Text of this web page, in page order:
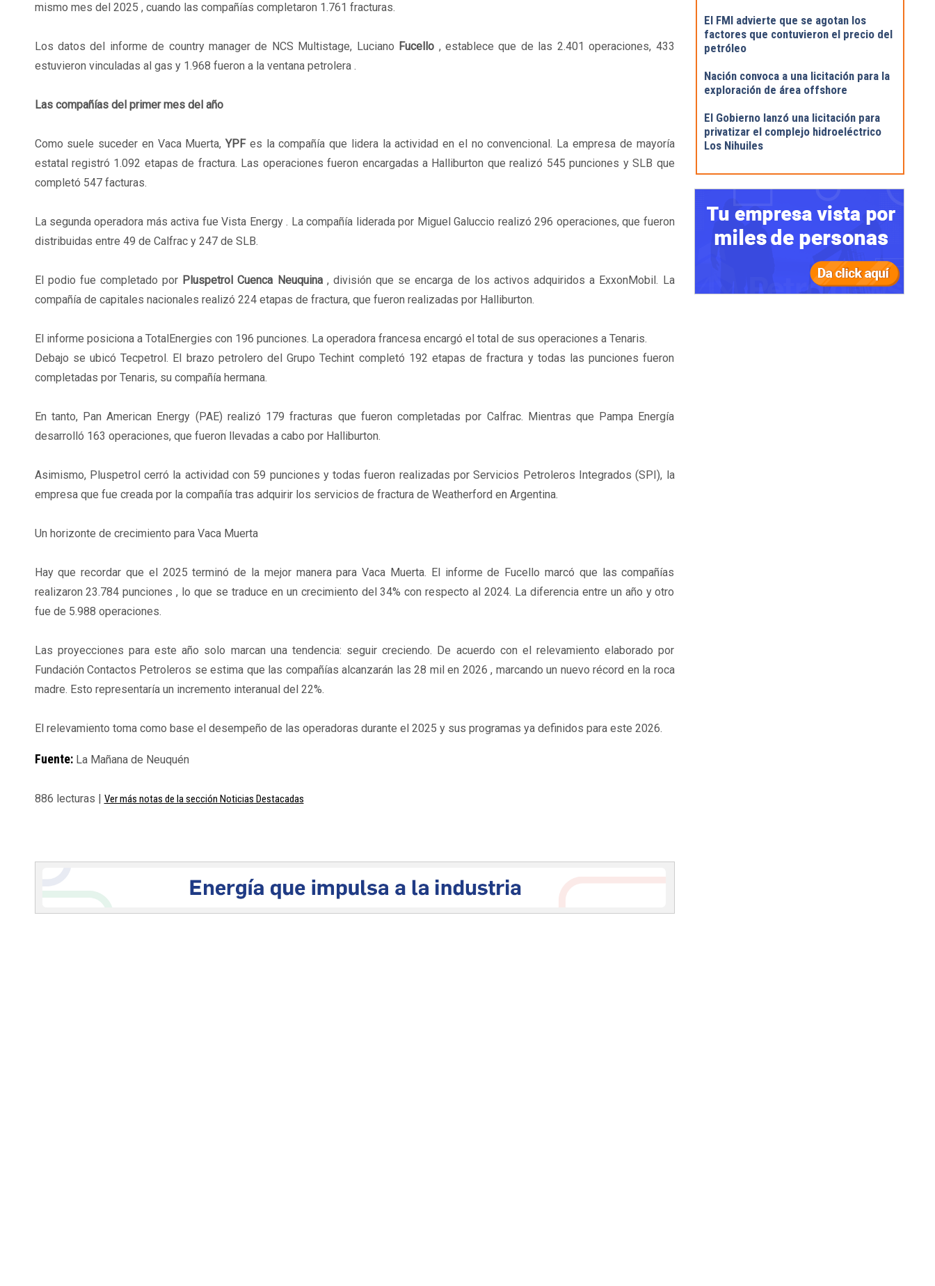
mismo mes del 2025 , cuando las compañías completaron 1.761 fracturas.
Los datos del informe de country manager de NCS Multistage, Luciano Fucello , establece que de las 2.401 operaciones, 433
estuvieron vinculadas al gas y 1.968 fueron a la ventana petrolera .
Las compañías del primer mes del año
Como suele suceder en Vaca Muerta,YPF es la compañía que lidera la actividad en el no convencional. La empresa de mayoría
estatal registró 1.092 etapas de fractura. Las operaciones fueron encargadas a Halliburton que realizó 545 punciones y SLB que
completó 547 facturas.
La segunda operadora más activa fue Vista Energy . La compañía liderada por Miguel Galuccio realizó 296 operaciones, que fueron
distribuidas entre 49 de Calfrac y 247 de SLB.
El podio fue completado por Pluspetrol Cuenca Neuquina, división que se encarga de los activos adquiridos a ExxonMobil. La
compañía de capitales nacionales realizó 224 etapas de fractura, que fueron realizadas por Halliburton.
El informe posiciona a TotalEnergies con 196 punciones. La operadora francesa encargó el total de sus operaciones a Tenaris.
Debajo se ubicó Tecpetrol. El brazo petrolero del Grupo Techint completó 192 etapas de fractura y todas las punciones fueron
completadas por Tenaris, su compañía hermana.
En tanto, Pan American Energy (PAE) realizó 179 fracturas que fueron completadas por Calfrac. Mientras que Pampa Energía
desarrolló 163 operaciones, que fueron llevadas a cabo por Halliburton.
Asimismo, Pluspetrol cerró la actividad con 59 punciones y todas fueron realizadas por Servicios Petroleros Integrados (SPI), la
empresa que fue creada por la compañía tras adquirir los servicios de fractura de Weatherford en Argentina.
Un horizonte de crecimiento para Vaca Muerta
Hay que recordar que el 2025 terminó de la mejor manera para Vaca Muerta. El informe de Fucello marcó que las compañías
realizaron 23.784 punciones , lo que se traduce en un crecimiento del 34% con respecto al 2024. La diferencia entre un año y otro
fue de 5.988 operaciones.
Las proyecciones para este año solo marcan una tendencia: seguir creciendo. De acuerdo con el relevamiento elaborado por
Fundación Contactos Petroleros se estima que las compañías alcanzarán las 28 mil en 2026 , marcando un nuevo récord en la roca
madre. Esto representaría un incremento interanual del 22%.
El relevamiento toma como base el desempeño de las operadoras durante el 2025 y sus programas ya definidos para este 2026.
Fuente:La Mañana de Neuquén
886 lecturas | Ver más notas de la sección Noticias Destacadas
El FMI advierte que se agotan los
factores que contuvieron el precio del
petróleo
Nación convoca a una licitación para la
exploración de área offshore
El Gobierno lanzó una licitación para
privatizar el complejo hidroeléctrico
Los Nihuiles